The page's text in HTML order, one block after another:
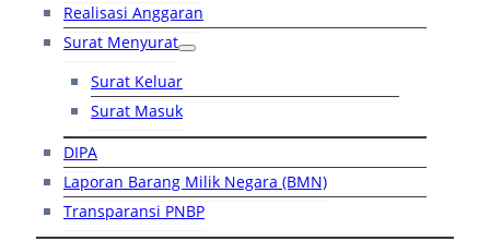
Realisasi Anggaran
Surat Menyurat
Surat Keluar
Surat Masuk
DIPA
Laporan Barang Milik Negara (BMN)
Transparansi PNBP